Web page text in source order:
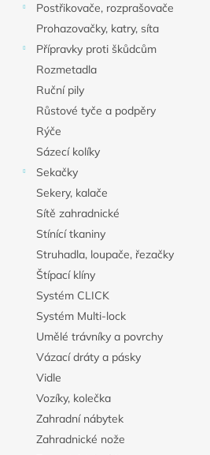
Postřikovače, rozprašovače
Prohazovačky, katry, síta
Přípravky proti škůdcům
Rozmetadla
Ruční pily
Růstové tyče a podpěry
Rýče
Sázecí kolíky
Sekačky
Sekery, kalače
Sítě zahradnické
Stínící tkaniny
Struhadla, loupače, řezačky
Štípací klíny
Systém CLICK
Systém Multi-lock
Umělé trávníky a povrchy
Vázací dráty a pásky
Vidle
Vozíky, kolečka
Zahradní nábytek
Zahradnické nože